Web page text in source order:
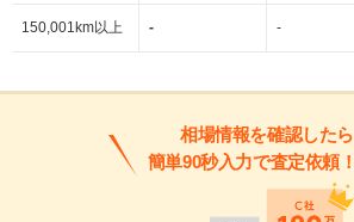
150,001km以上 - -
相場情報を確認したら
簡単90秒入力で査定依頼！